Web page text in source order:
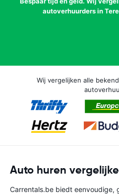
autoverhuurders in
Wij vergelijken alle
Auto huren
Carrentals.be biedt eenvoudige,